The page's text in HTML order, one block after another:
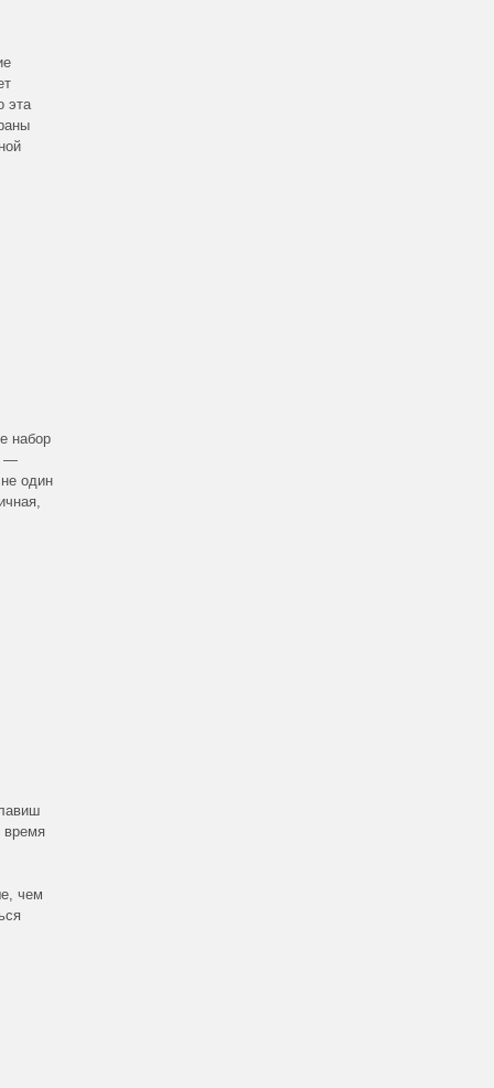
эта
набор
—
один
время
чем